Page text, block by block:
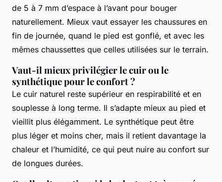
de 5 à 7 mm d’espace à l’avant pour bouger
naturellement. Mieux vaut essayer les chaussures en
fin de journée, quand le pied est gonflé, et avec les
mêmes chaussettes que celles utilisées sur le terrain.
Vaut-il mieux privilégier le cuir ou le
synthétique pour le confort ?
Le cuir naturel reste supérieur en respirabilité et en
souplesse à long terme. Il s’adapte mieux au pied et
vieillit plus élégamment. Le synthétique peut être
plus léger et moins cher, mais il retient davantage la
chaleur et l’humidité, ce qui peut nuire au confort sur
de longues durées.